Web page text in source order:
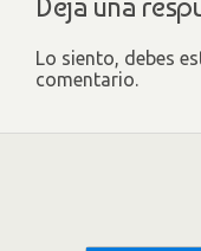
Deja una
Lo siento, debes
comentario.